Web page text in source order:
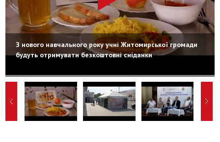
З нового навчального року учні Житомирської громади
будуть отримувати безкоштовні сніданки